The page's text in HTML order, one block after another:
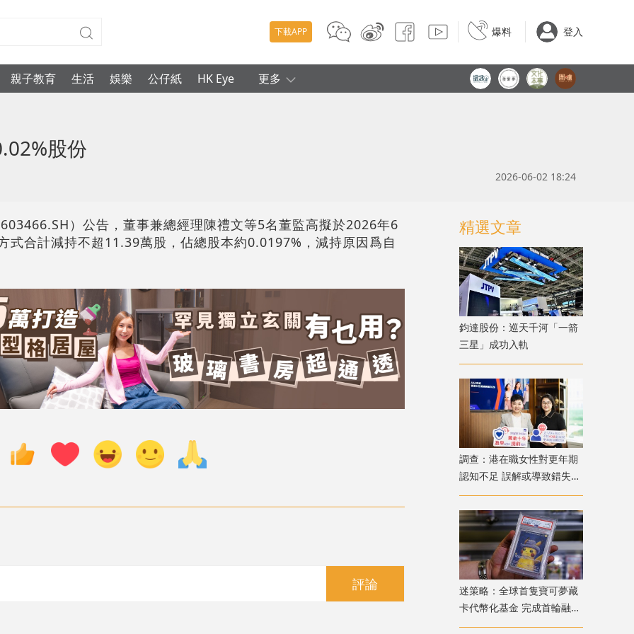
下載APP 爆料 登入
親子教育 生活 娛樂 公仔紙 HK Eye 更多
股份
2026-06-02 18:24
）公告，董事兼總經理陳禮文等5名董監高擬於2026年6
式合計減持不超11.39萬股，佔總股本約0.0197%，減持原因爲自
評論
精選文章
鈞達股份：巡天千河「一箭
三星」成功入軌
調查：港在職女性對更年期
認知不足 誤解或導致錯失
「黃金預防期」
迷策略：全球首隻寶可夢藏
卡代幣化基金 完成首輪融資
兼獲超購